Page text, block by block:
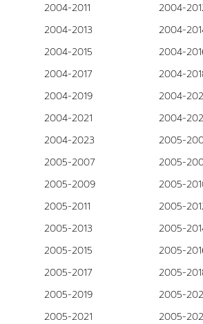
2004-2011
2004-
2004-2013
2004-
2004-2015
2004-
2004-2017
2004-
2004-2019
2004-
2004-2021
2004-
2004-2023
2005-
2005-2007
2005-
2005-2009
2005-
2005-2011
2005-
2005-2013
2005-
2005-2015
2005-
2005-2017
2005-
2005-2019
2005-
2005-2021
2005-